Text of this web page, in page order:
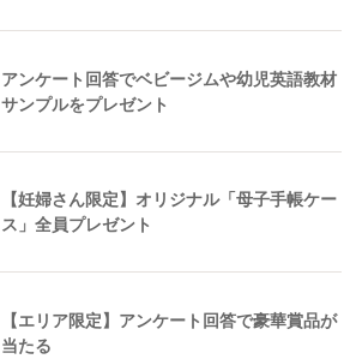
アンケート回答でベビージムや幼児英語教材
サンプルをプレゼント
【妊婦さん限定】オリジナル「母子手帳ケー
ス」全員プレゼント
【エリア限定】アンケート回答で豪華賞品が
当たる